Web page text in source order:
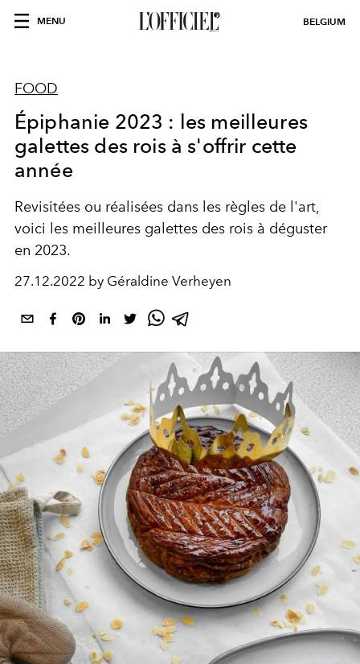
MENU BELGIUM
FOOD
Épiphanie 2023 : les meilleures
galettes des rois à s'offrir cette
année
Revisitées ou réalisées dans les règles de l'art,
voici les meilleures galettes des rois à déguster
en 2023.
27.12.2022 by Géraldine Verheyen